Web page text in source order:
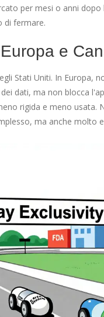
per mesi o anni
di fermare.
e
Stati Uniti. In Europa,
dati, ma non blocca
rigida e meno
ma anche